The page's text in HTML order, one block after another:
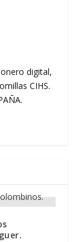
digital,
CIHS.